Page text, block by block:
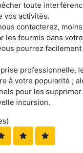
toute
vos activités.
contacterez,
les fourmis dans
pourrez
professionnelle,
à votre popularité ;
pour les
incursion.